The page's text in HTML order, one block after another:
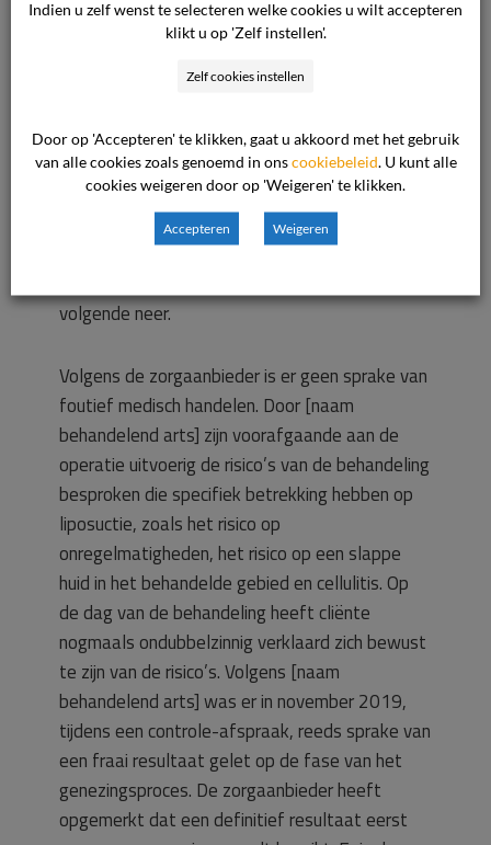
de eerste hersteloperatie op 5 september
2021 heeft plaatsgevonden en dat de tweede
hersteloperatie was gepland op 3 juli 2022,
verband met het overlijden van haar moeder.
Standpunt van de zorgaanbieder
Voor het standpunt van de zorgaanbieder
verwijst de commissie naar de overgelegde
volgende neer.
Volgens de zorgaanbieder is er geen sprake van
foutief medisch handelen. Door [naam
behandelend arts] zijn voorafgaande aan de
operatie uitvoerig de risico’s van de behandeling
besproken die specifiek betrekking hebben op
liposuctie, zoals het risico op
onregelmatigheden, het risico op een slappe
huid in het behandelde gebied en cellulitis. Op
de dag van de behandeling heeft cliënte
nogmaals ondubbelzinnig verklaard zich bewust
te zijn van de risico’s. Volgens [naam
behandelend arts] was er in november 2019,
tijdens een controle-afspraak, reeds sprake van
een fraai resultaat gelet op de fase van het
genezingsproces. De zorgaanbieder heeft
opgemerkt dat een definitief resultaat eerst
Indien u zelf wenst te selecteren welke cookies u wilt accepteren
klikt u op 'Zelf instellen'.
Zelf cookies instellen
Door op 'Accepteren' te klikken, gaat u akkoord met het gebruik
van alle cookies zoals genoemd in onscookiebeleid. U kunt alle
cookies weigeren door op 'Weigeren' te klikken.
Accepteren Weigeren